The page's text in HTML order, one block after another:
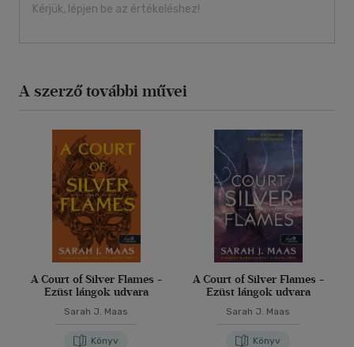
Kérjük, lépjen be az értékeléshez!
A szerző további művei
A Court of Silver Flames -
Ezüst lángok udvara
Sarah J. Maas
Könyv
A Court of Silver Flames -
Ezüst lángok udvara
Sarah J. Maas
Könyv